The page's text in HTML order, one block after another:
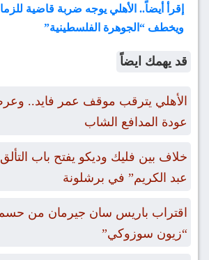
إقرأ أيضاً.. الأهلي يوجه ضربة قاضية
ويخطف “الجوهرة الفلسطينية”
قد يهمك ايضاً
الأهلي يترقب موقف عمر فايد..
عودة المدافع الشاب
خلاف بين فليك وديكو يفتح باب
عبد الكريم” في برشلونة
اقتراب باريس سان جيرمان من حسم
“زيون سوزوكي”